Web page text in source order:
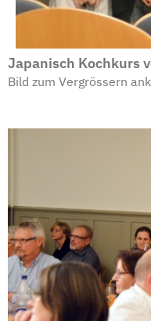
Japanisch Kochkurs
Bild zum Vergrössern